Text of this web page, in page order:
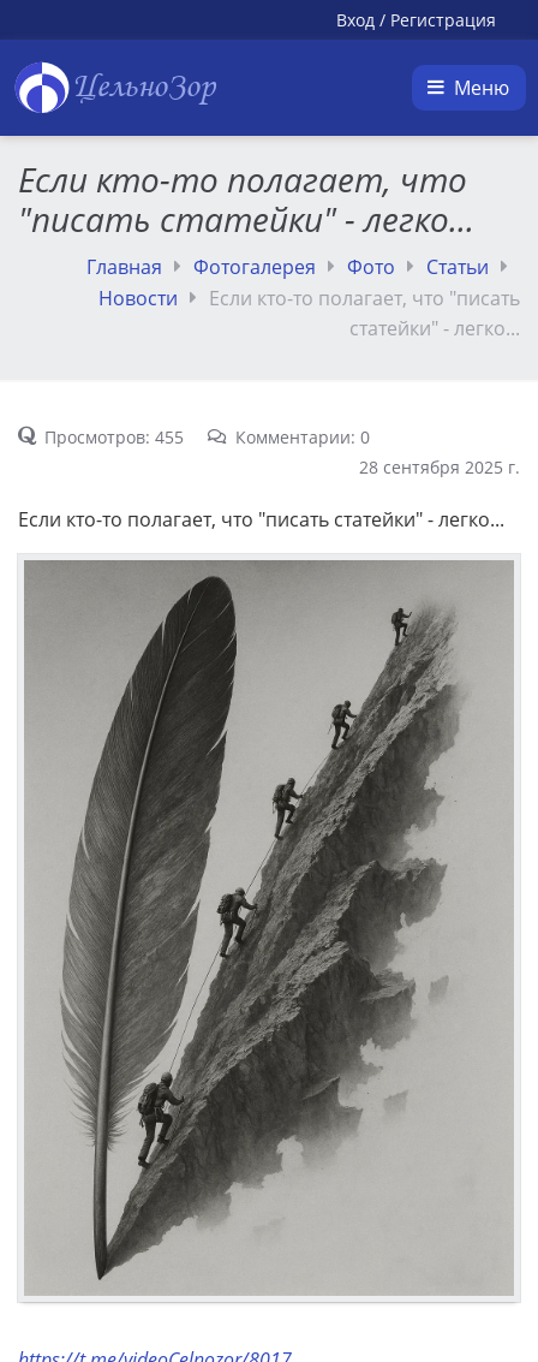
Вход / Регистрация
ЦельноЗор Меню
Если кто-то полагает, что
"писать статейки" - легко...
Главная Фотогалерея Фото
Статьи
Новости
Если кто-то полагает, что "писать
статейки" - легко...
Просмотров: 455
Комментарии: 0
28 сентября 2025 г.
Если кто-то полагает, что "писать статейки" - легко...